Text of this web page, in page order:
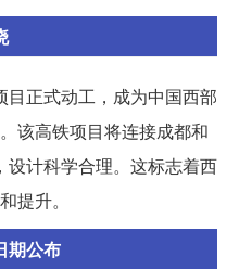
正式动工，成为中国西部
该高铁项目将连接成都和
计科学合理。这标志着西
提升。
期公布